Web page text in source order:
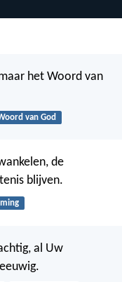
het Woord van
van God
de
blijven.
al Uw